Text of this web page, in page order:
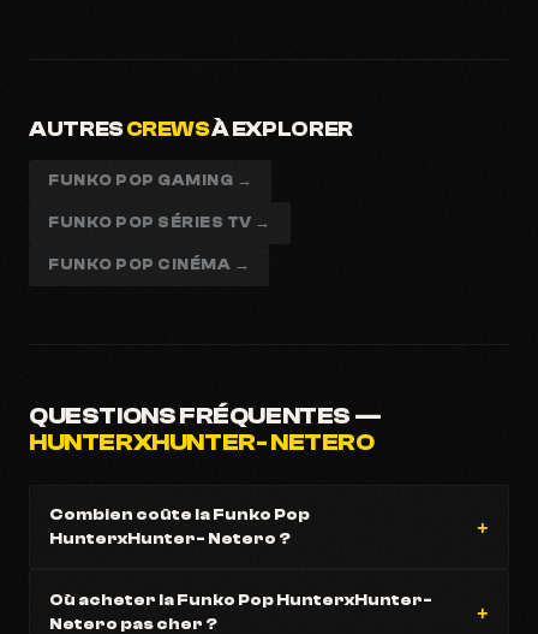
AUTRESCREWSÀ EXPLORER
FUNKO POP GAMING →
FUNKO POP SÉRIES TV →
FUNKO POP CINÉMA →
QUESTIONS FRÉQUENTES —
HUNTERXHUNTER- NETERO
Combien coûte la Funko Pop
HunterxHunter- Netero ?
Où acheter la Funko Pop HunterxHunter-
Netero pas cher ?